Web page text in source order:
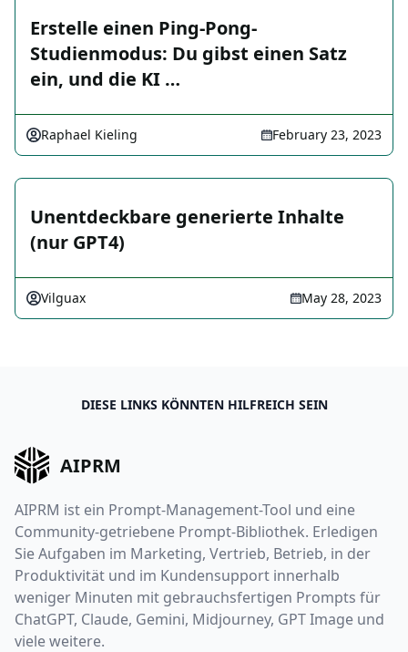
Erstelle einen Ping-Pong-
Studienmodus: Du gibst einen Satz
ein, und die KI …
Raphael Kieling February 23, 2023
Unentdeckbare generierte Inhalte
(nur GPT4)
Vilguax May 28, 2023
DIESE LINKS KÖNNTEN HILFREICH SEIN
AIPRM
AIPRM ist ein Prompt-Management-Tool und eine
Community-getriebene Prompt-Bibliothek. Erledigen
Sie Aufgaben im Marketing, Vertrieb, Betrieb, in der
Produktivität und im Kundensupport innerhalb
weniger Minuten mit gebrauchsfertigen Prompts für
ChatGPT, Claude, Gemini, Midjourney, GPT Image und
viele weitere.